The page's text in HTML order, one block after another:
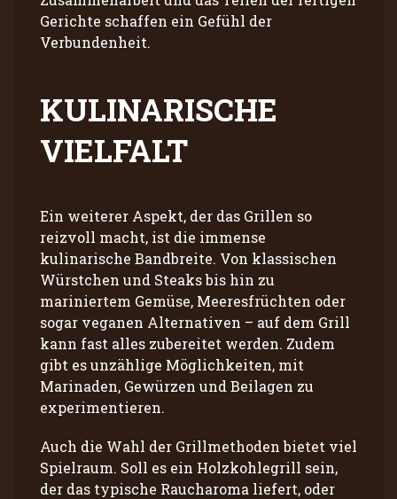
Gerichte schaffen ein Gefühl der
Verbundenheit.
KULINARISCHE
VIELFALT
Ein weiterer Aspekt, der das Grillen so
reizvoll macht, ist die immense
kulinarische Bandbreite. Von klassischen
Würstchen und Steaks bis hin zu
mariniertem Gemüse, Meeresfrüchten oder
sogar veganen Alternativen – auf dem Grill
kann fast alles zubereitet werden. Zudem
gibt es unzählige Möglichkeiten, mit
Marinaden, Gewürzen und Beilagen zu
experimentieren.
Auch die Wahl der Grillmethoden bietet viel
Spielraum. Soll es ein Holzkohlegrill sein,
der das typische Raucharoma liefert, oder